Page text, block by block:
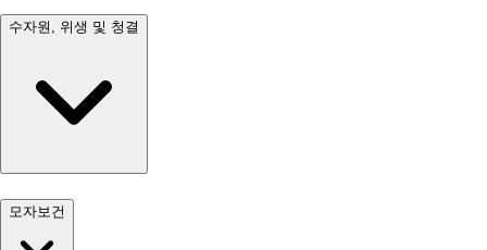
수자원, 위생 및 청결
모자보건